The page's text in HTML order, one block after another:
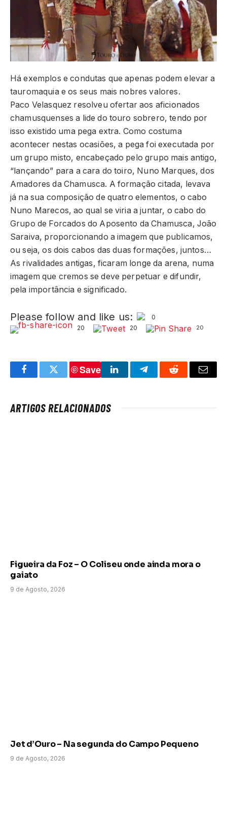
Há exemplos e condutas que apenas podem elevar a
tauromaquia e os seus mais nobres valores.
Paco Velasquez resolveu ofertar aos aficionados
chamusquenses a lide do touro sobrero, tendo por
isso existido uma pega extra. Como costuma
acontecer nestas ocasiões, a pega foi executada por
um grupo misto, encabeçado pelo grupo mais antigo,
“lançando” para a cara do toiro, Nuno Marques, dos
Amadores da Chamusca. A formação citada, levava
já na sua composição de quatro elementos, o cabo
Nuno Marecos, ao qual se viria a juntar, o cabo do
Grupo de Forcados do Aposento da Chamusca, João
Saraiva, proporcionando a imagem que publicamos,
ou seja, os dois cabos das duas formações, juntos…
As rivalidades antigas, ficaram longe da arena, numa
imagem que cremos se deve perpetuar e difundir,
pela importância e significado.
Please follow and like us:
0
20
20 20
FacebookTwitter
Save
LinkedInTelegramReddit Email
ARTIGOS RELACIONADOS
Figueira da Foz – O Coliseu onde ainda mora o
gaiato
9 de Agosto, 2026
Jet d’Ouro – Na segunda do Campo Pequeno
9 de Agosto, 2026